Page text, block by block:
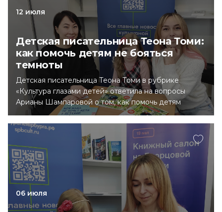
12 июля
Детская писательница Теона Томи:
как помочь детям не бояться
темноты
Детская писательница Теона Томи в рубрике
«Культура глазами детей» ответила на вопросы
Арианы Шампаровой о том, как помочь детям
не бояться темноты.
06 июля